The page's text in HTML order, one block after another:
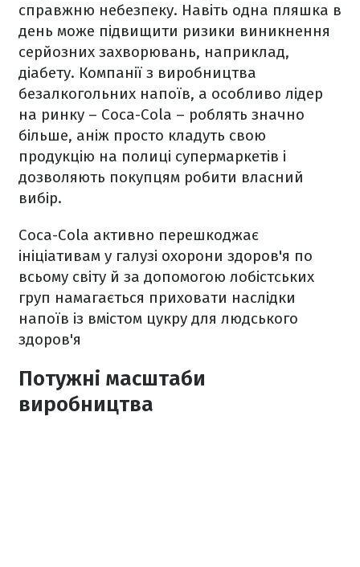
справжню небезпеку. Навіть одна пляшка в
день може підвищити ризики виникнення
серйозних захворювань, наприклад,
діабету. Компанії з виробництва
безалкогольних напоїв, а особливо лідер
на ринку – Coca-Cola – роблять значно
більше, аніж просто кладуть свою
продукцію на полиці супермаркетів і
дозволяють покупцям робити власний
вибір.
Coca-Cola активно перешкоджає
ініціативам у галузі охорони здоров'я по
всьому світу й за допомогою лобістських
груп намагається приховати наслідки
напоїв із вмістом цукру для людського
здоров'я
Потужні масштаби
виробництва